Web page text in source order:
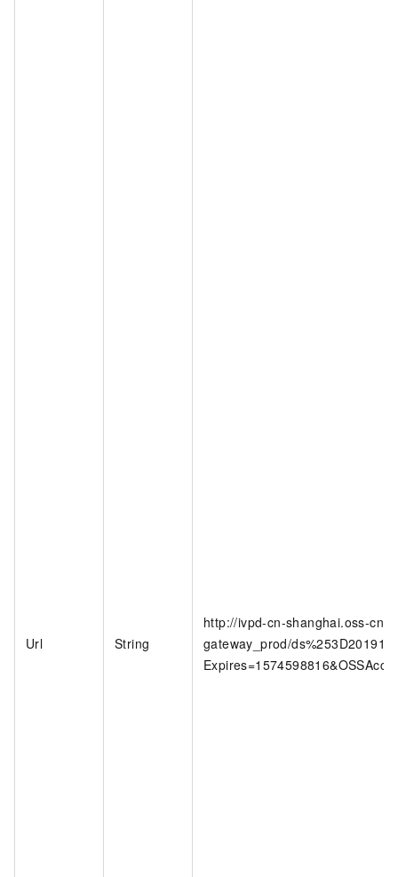
Url String
http://ivpd-cn-shanghai.oss-cn-
gateway_prod/